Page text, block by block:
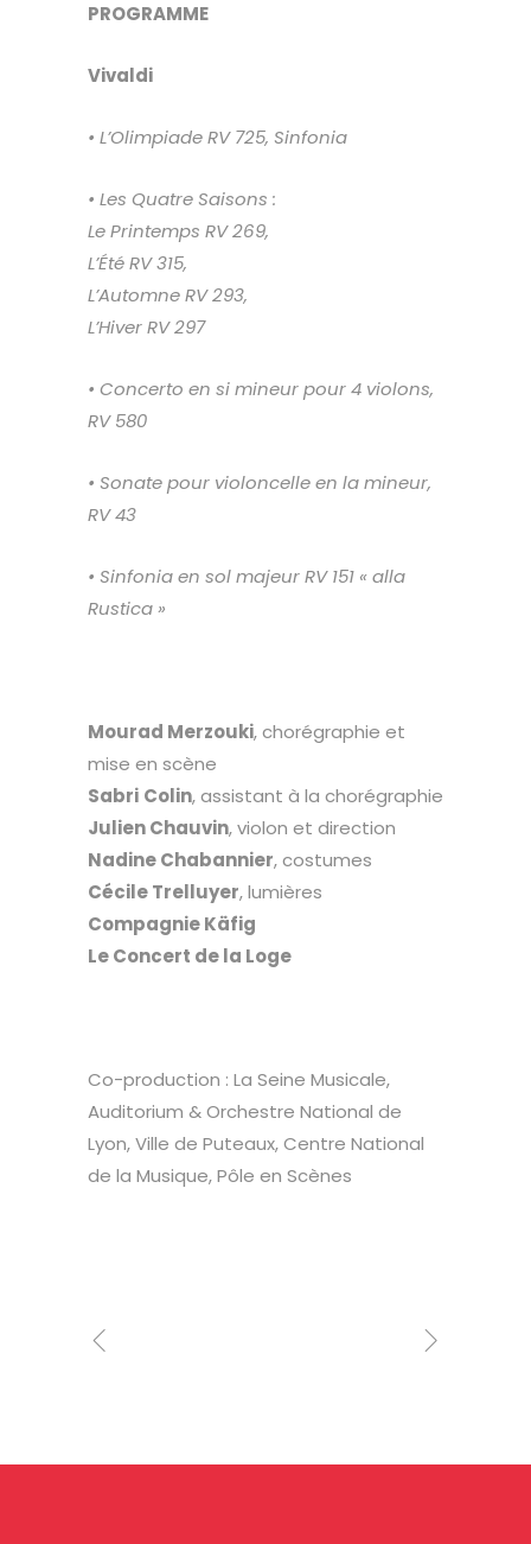
PROGRAMME
Vivaldi
• L’Olimpiade RV 725, Sinfonia
• Les Quatre Saisons :
Le Printemps RV 269,
L’Été RV 315,
L’Automne RV 293,
L’Hiver RV 297
• Concerto en si mineurpour 4 violons,
RV 580
• Sonate pour violoncelleen la mineur,
RV 43
• Sinfonia en sol majeur RV 151 « alla
Rustica »
Mourad Merzouki, chorégraphie et
mise en scène
Sabri Colin, assistant à la chorégraphie
Julien Chauvin, violon et direction
Nadine Chabannier, costumes
Cécile Trelluyer, lumières
Compagnie Käfig
Le Concert de la Loge
Co-production : La Seine Musicale,
Auditorium & Orchestre National de
Lyon, Ville de Puteaux, Centre National
de la Musique, Pôle en Scènes